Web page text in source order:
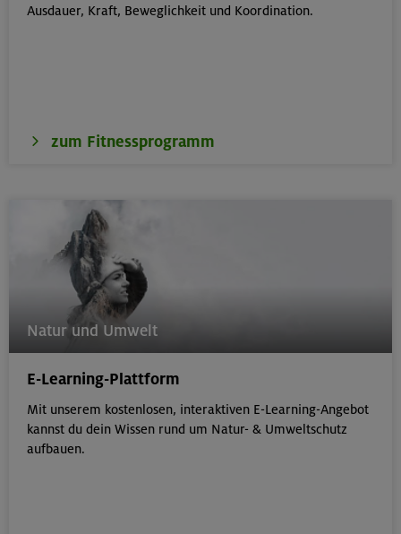
Ausdauer, Kraft, Beweglichkeit und Koordination.
zum Fitnessprogramm
Natur und Umwelt
E-Learning-Plattform
Mit unserem kostenlosen, interaktiven E-Learning-Angebot
kannst du dein Wissen rund um Natur- & Umweltschutz
aufbauen.